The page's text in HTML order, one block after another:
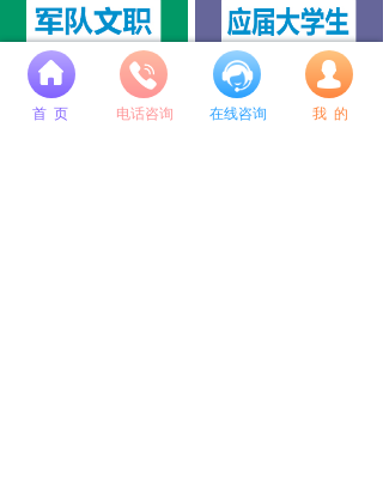
公考培训选成公教育
넙
首 页 电话咨询 在线咨询 我 的